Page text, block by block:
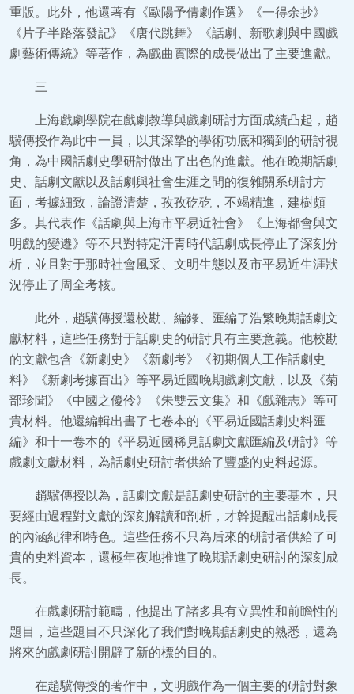
重版。此外，他還著有《歐陽予倩劇作選》《一得余抄》
《片子半路落發記》《唐代跳舞》《話劇、新歌劇與中國戲
劇藝術傳統》等著作，為戲曲實際的成長做出了主要進獻。
三
上海戲劇學院在戲劇教導與戲劇研討方面成績凸起，趙
驥傳授作為此中一員，以其深摯的學術功底和獨到的研討視
角，為中國話劇史學研討做出了出色的進獻。他在晚期話劇
史、話劇文獻以及話劇與社會生涯之間的復雜關系研討方
面，考據細致，論證清楚，孜孜矻矻，不竭精進，建樹頗
多。其代表作《話劇與上海市平易近社會》《上海都會與文
明戲的變遷》等不只對特定汗青時代話劇成長停止了深刻分
析，並且對于那時社會風采、文明生態以及市平易近生涯狀
況停止了周全考核。
此外，趙驥傳授還校勘、編錄、匯編了浩繁晚期話劇文
獻材料，這些任務對于話劇史的研討具有主要意義。他校勘
的文獻包含《新劇史》《新劇考》《初期個人工作話劇史
料》《新劇考據百出》等平易近國晚期戲劇文獻，以及《菊
部珍聞》《中國之優伶》《朱雙云文集》和《戲雜志》等可
貴材料。他還編輯出書了七卷本的《平易近國話劇史料匯
編》和十一卷本的《平易近國稀見話劇文獻匯編及研討》等
戲劇文獻材料，為話劇史研討者供給了豐盛的史料起源。
趙驥傳授以為，話劇文獻是話劇史研討的主要基本，只
要經由過程對文獻的深刻解讀和剖析，才幹提醒出話劇成長
的內涵紀律和特色。這些任務不只為后來的研討者供給了可
貴的史料資本，還極年夜地推進了晚期話劇史研討的深刻成
長。
在戲劇研討範疇，他提出了諸多具有立異性和前瞻性的
題目，這些題目不只深化了我們對晚期話劇史的熟悉，還為
將來的戲劇研討開辟了新的標的目的。
在趙驥傳授的著作中，文明戲作為一個主要的研討對象